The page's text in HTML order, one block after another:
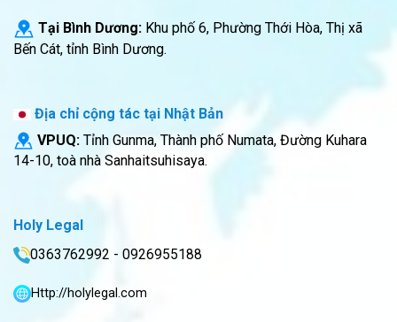
Tại Bình Dương: Khu phố 6, Phường Thới Hòa, Thị xã
Bến Cát, tỉnh Bình Dương.
Địa chỉ cộng tác tại Nhật Bản
VPUQ: Tỉnh Gunma, Thành phố Numata, Đường Kuhara
14-10, toà nhà Sanhaitsuhisaya.
Holy Legal
0363762992 - 0926955188
Http://holylegal.com